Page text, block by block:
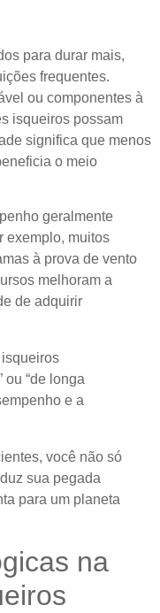
para durar mais,
frequentes.
ou componentes à
isqueiros possam
significa que menos
o meio
geralmente
exemplo, muitos
à prova de vento
melhoram a
de adquirir
ou “de longa
e a
você não só
sua pegada
para um planeta
na